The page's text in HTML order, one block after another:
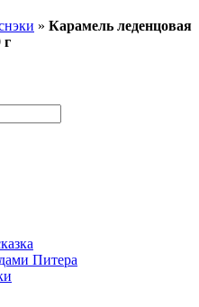
» Карамель леденцовая
г
Питера